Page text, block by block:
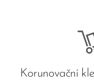
Korunovační